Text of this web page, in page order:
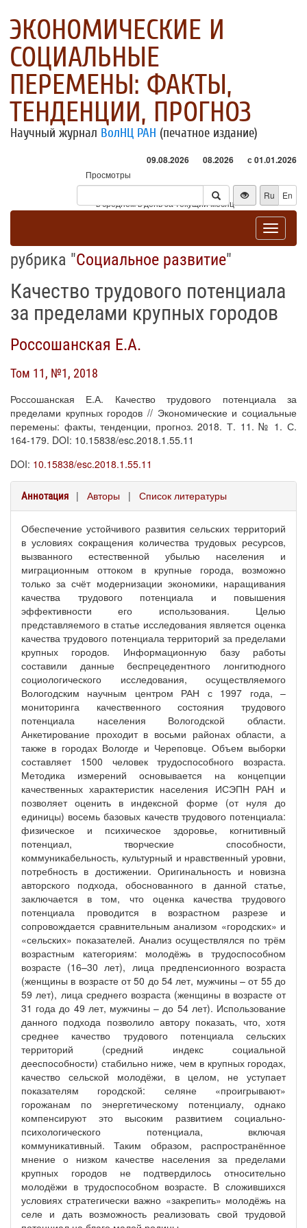
ЭКОНОМИЧЕСКИЕ И
СОЦИАЛЬНЫЕ
ПЕРЕМЕНЫ: ФАКТЫ,
ТЕНДЕНЦИИ, ПРОГНОЗ
Научный журнал ВолНЦ РАН (печатное издание)
09.08.2026 08.2026 с 01.01.2026
Просмотры
Посетители
* - в среднем в день за текущий месяц
Ru En
Toggle
рубрика "Социальное развитие"
Качество трудового потенциала
за пределами крупных городов
Россошанская Е.А.
Том 11, №1, 2018
Россошанская Е.А. Качество трудового потенциала за
пределами крупных городов // Экономические и социальные
перемены: факты, тенденции, прогноз. 2018. Т. 11. № 1. С.
164-179. DOI: 10.15838/esc.2018.1.55.11
DOI: 10.15838/esc.2018.1.55.11
Аннотация | Авторы | Список литературы
Обеспечение устойчивого развития сельских территорий
в условиях сокращения количества трудовых ресурсов,
вызванного естественной убылью населения и
миграционным оттоком в крупные города, возможно
только за счёт модернизации экономики, наращивания
качества трудового потенциала и повышения
эффективности его использования. Целью
представляемого в статье исследования является оценка
качества трудового потенциала территорий за пределами
крупных городов. Информационную базу работы
составили данные беспрецедентного лонгитюдного
социологического исследования, осуществляемого
Вологодским научным центром РАН с 1997 года, –
мониторинга качественного состояния трудового
потенциала населения Вологодской области.
Анкетирование проходит в восьми районах области, а
также в городах Вологде и Череповце. Объем выборки
составляет 1500 человек трудоспособного возраста.
Методика измерений основывается на концепции
качественных характеристик населения ИСЭПН РАН и
позволяет оценить в индексной форме (от нуля до
единицы) восемь базовых качеств трудового потенциала:
физическое и психическое здоровье, когнитивный
потенциал, творческие способности,
коммуникабельность, культурный и нравственный уровни,
потребность в достижении. Оригинальность и новизна
авторского подхода, обоснованного в данной статье,
заключается в том, что оценка качества трудового
потенциала проводится в возрастном разрезе и
сопровождается сравнительным анализом «городских» и
«сельских» показателей. Анализ осуществлялся по трём
возрастным категориям: молодёжь в трудоспособном
возрасте (16–30 лет), лица предпенсионного возраста
(женщины в возрасте от 50 до 54 лет, мужчины – от 55 до
59 лет), лица среднего возраста (женщины в возрасте от
31 года до 49 лет, мужчины – до 54 лет). Использование
данного подхода позволило автору показать, что, хотя
среднее качество трудового потенциала сельских
территорий (средний индекс социальной
дееспособности) стабильно ниже, чем в крупных городах,
качество сельской молодёжи, в целом, не уступает
показателям городской: селяне «проигрывают»
горожанам по энергетическому потенциалу, однако
компенсируют это высоким развитием социально-
психологического потенциала, включая
коммуникативный. Таким образом, распространённое
мнение о низком качестве населения за пределами
крупных городов не подтвердилось относительно
молодёжи в трудоспособном возрасте. В сложившихся
условиях стратегически важно «закрепить» молодёжь на
селе и дать возможность реализовать свой трудовой